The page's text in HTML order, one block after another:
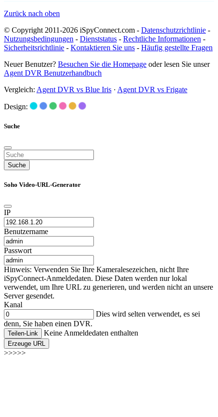
Zurück nach oben
© Copyright 2011-2026 iSpyConnect.com - Datenschutzrichtlinie -
Nutzungsbedingungen - Dienststatus - Rechtliche Informationen -
Sicherheitsrichtlinie - Kontaktieren Sie uns - Häufig gestellte Fragen
Neuer Benutzer? Besuchen Sie die Homepage oder lesen Sie unser
Agent DVR Benutzerhandbuch
Vergleich: Agent DVR vs Blue Iris · Agent DVR vs Frigate
Design:
Suche
Suche
Soho Video-URL-Generator
IP
Benutzername
Passwort
Hinweis: Verwenden Sie Ihre Kameralesezeichen, nicht Ihre
iSpyConnect-Anmeldedaten. Diese Daten werden nur lokal
verwendet, um Ihre URL zu generieren, und werden nicht an unsere
Server gesendet.
Kanal
Dies wird selten verwendet, es sei
denn, Sie haben einen DVR.
Teilen-Link Keine Anmeldedaten enthalten
Erzeuge URL
>>>>>